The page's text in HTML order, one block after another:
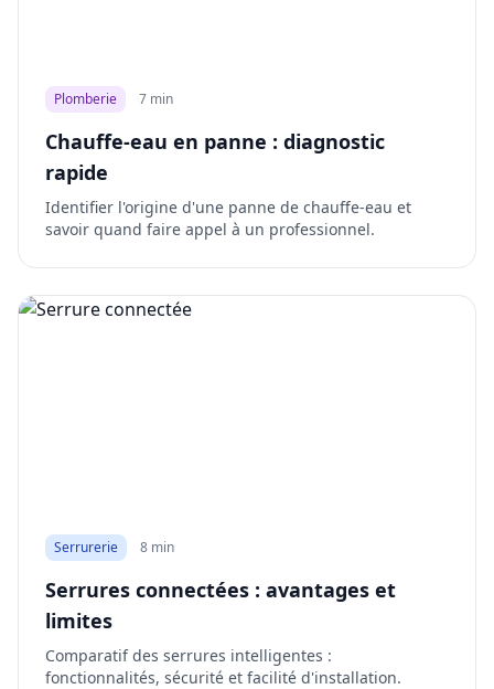
Plomberie 7 min
Chauffe-eau en panne : diagnostic
rapide
Identifier l'origine d'une panne de chauffe-eau et
savoir quand faire appel à un professionnel.
Serrurerie 8 min
Serrures connectées : avantages et
limites
Comparatif des serrures intelligentes :
fonctionnalités, sécurité et facilité d'installation.